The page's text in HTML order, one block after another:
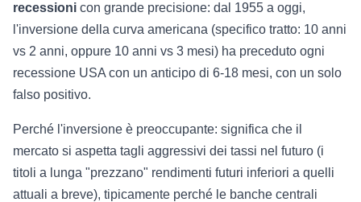
recessioni con grande precisione: dal 1955 a oggi,
l'inversione della curva americana (specifico tratto: 10 anni
vs 2 anni, oppure 10 anni vs 3 mesi) ha preceduto ogni
recessione USA con un anticipo di 6-18 mesi, con un solo
falso positivo.
Perché l'inversione è preoccupante: significa che il
mercato si aspetta tagli aggressivi dei tassi nel futuro (i
titoli a lunga "prezzano" rendimenti futuri inferiori a quelli
attuali a breve), tipicamente perché le banche centrali